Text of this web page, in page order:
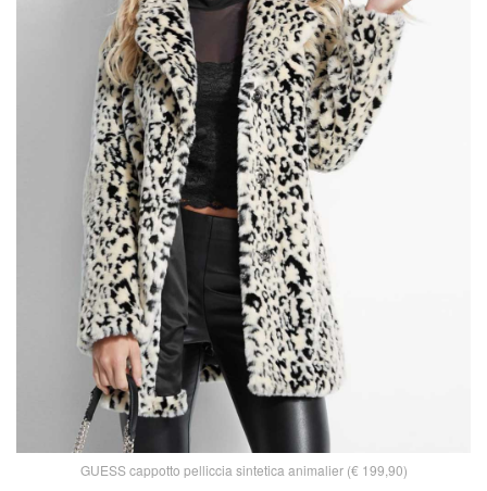
GUESS cappotto pelliccia sintetica animalier (€ 199,90)